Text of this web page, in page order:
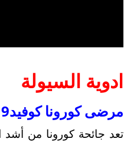
ادوية السيولة
مرضى كورونا كوفيد19 و ادوية السيولة
تعد جائحة كورونا من أشد